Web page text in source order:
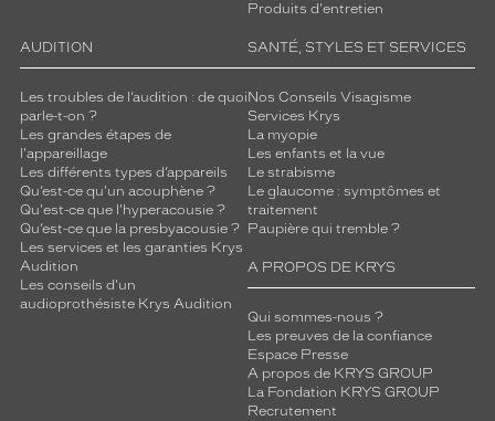
Produits d'entretien
AUDITION
Les troubles de l’audition : de quoi
parle-t-on ?
Les grandes étapes de
l'appareillage
Les différents types d’appareils
Qu’est-ce qu'un acouphène ?
Qu'est-ce que l'hyperacousie ?
Qu’est-ce que la presbyacousie ?
Les services et les garanties Krys
Audition
Les conseils d'un
audioprothésiste Krys Audition
SANTÉ, STYLES ET SERVICES
Nos Conseils Visagisme
Services Krys
La myopie
Les enfants et la vue
Le strabisme
Le glaucome : symptômes et
traitement
Paupière qui tremble ?
A PROPOS DE KRYS
Qui sommes-nous ?
Les preuves de la confiance
Espace Presse
A propos de KRYS GROUP
La Fondation KRYS GROUP
Recrutement